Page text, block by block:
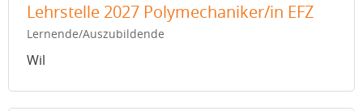
Lehrstelle 2027 Polymechaniker/in EFZ
Lernende/Auszubildende
Wil